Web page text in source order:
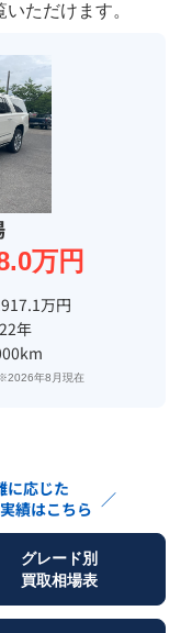
ただけます。
万円
万円
年
年8月現在
に応じた
績はこちら ／
グレード別
買取相場表